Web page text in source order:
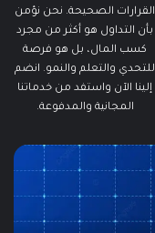
القرارات الصحيحة. نحن نؤمن
بأن التداول هو أكثر من مجرد
كسب المال، بل هو فرصة
للتحدي والتعلم والنمو. انضم
إلينا الآن واستفد من خدماتنا
المجانية والمدفوعة.